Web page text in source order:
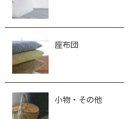
座布団
小物・その他